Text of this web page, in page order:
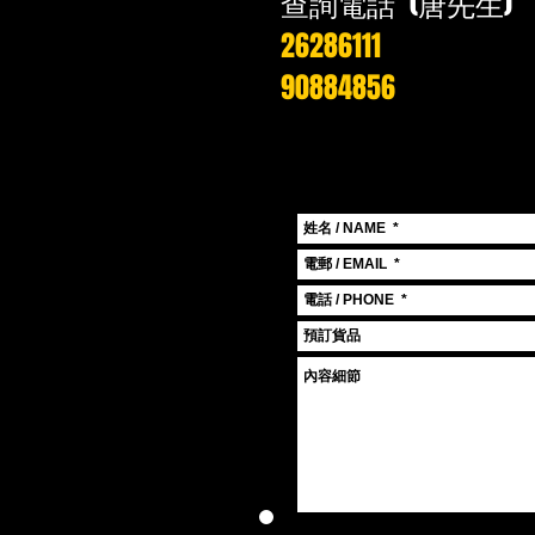
26286111
90884856